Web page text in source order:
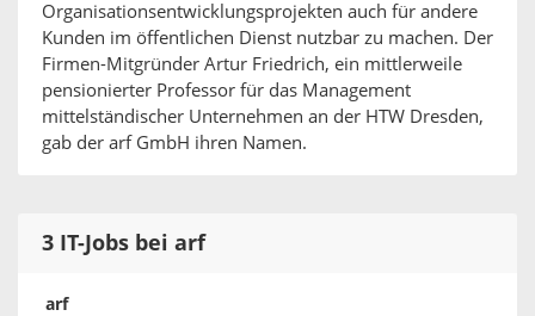
Organisationsentwicklungsprojekten auch für andere
Kunden im öffentlichen Dienst nutzbar zu machen. Der
Firmen-Mitgründer Artur Friedrich, ein mittlerweile
pensionierter Professor für das Management
mittelständischer Unternehmen an der HTW Dresden,
gab der arf GmbH ihren Namen.
3 IT-Jobs bei arf
arf